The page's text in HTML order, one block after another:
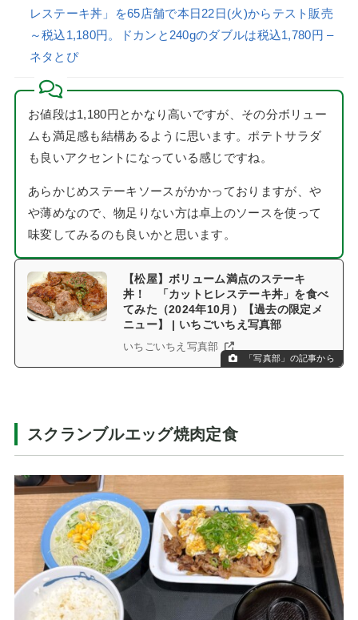
レステーキ丼」を65店舗で本日22日(火)からテスト販売
～税込1,180円。ドカンと240gのダブルは税込1,780円 –
ネタとぴ
お値段は1,180円とかなり高いですが、その分ボリュー
ムも満足感も結構あるように思います。ポテトサラダ
も良いアクセントになっている感じですね。
あらかじめステーキソースがかかっておりますが、や
や薄めなので、物足りない方は卓上のソースを使って
味変してみるのも良いかと思います。
「写真部」の記事から
【松屋】ボリューム満点のステーキ
丼！ 「カットヒレステーキ丼」を食べ
てみた（2024年10月）【過去の限定メ
ニュー】 | いちごいちえ写真部
いちごいちえ写真部
スクランブルエッグ焼肉定食